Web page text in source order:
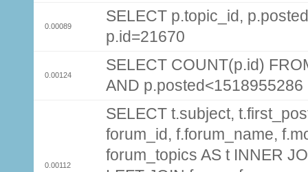
0.00089
SELECT p.topic_id,
p.id=21670
0.00124
SELECT COUNT(p.id)
AND p.posted<1518955286
0.00112
SELECT t.subject,
forum_id, f.forum_name,
forum_topics AS t INNER